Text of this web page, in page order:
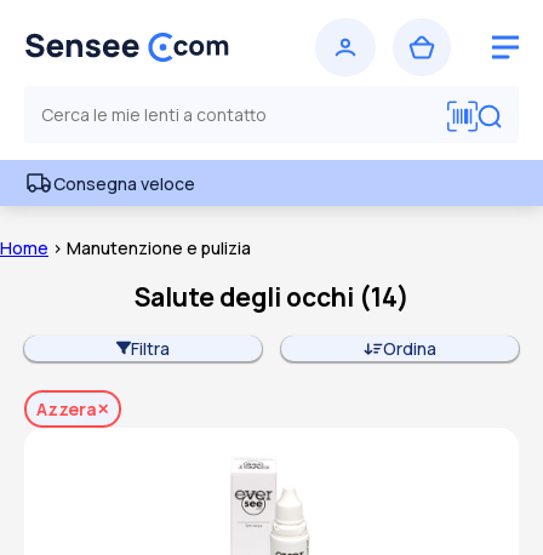
Consegna veloce
Home > Manutenzione e pulizia
Salute degli occhi (14)
Filtra Ordina
Azzera